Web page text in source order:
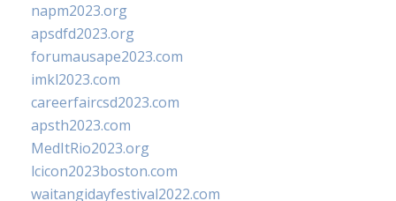
napm2023.org
apsdfd2023.org
forumausape2023.com
imkl2023.com
careerfaircsd2023.com
apsth2023.com
MedItRio2023.org
lcicon2023boston.com
waitangidayfestival2022.com